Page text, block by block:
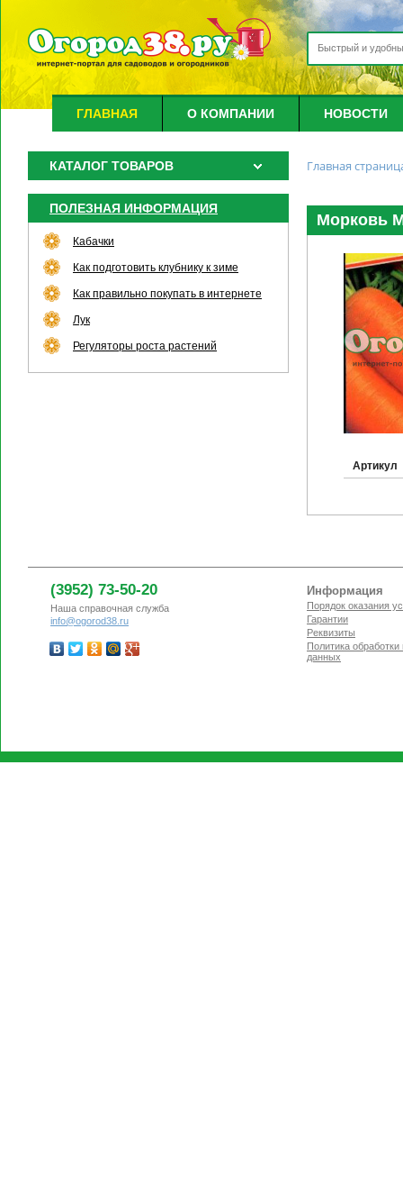
ГЛАВНАЯ О КОМПАНИИ НОВОСТИ
КАТАЛОГ ТОВАРОВ
ПОЛЕЗНАЯ ИНФОРМАЦИЯ
Кабачки
Как подготовить клубнику к зиме
Как правильно покупать в интернете
Лук
Регуляторы роста растений
Главная
Морковь
Артикул
(3952) 73-50-20
Наша справочная служба
info@ogorod38.ru
Информация
Порядок оказания
Гарантии
Реквизиты
Политика
данных